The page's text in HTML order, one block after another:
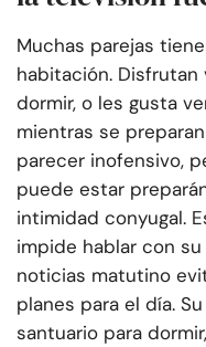
Muchas parejas
habitación.
dormir, o les gusta
mientras se
parecer inofensivo,
puede estar
intimidad conyugal.
impide hablar con
noticias matutino
planes para el día.
santuario para